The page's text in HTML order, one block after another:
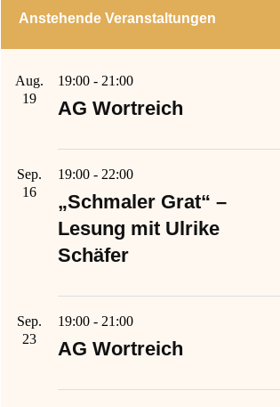
Anstehende Veranstaltungen
Aug.
19
19:00 - 21:00
AG Wortreich
Sep.
16
19:00 - 22:00
„Schmaler Grat“ –
Lesung mit Ulrike
Schäfer
Sep.
23
19:00 - 21:00
AG Wortreich